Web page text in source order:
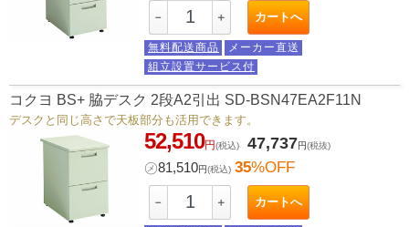
－ ＋ カートへ
無料配送商品
メーカー直送
組立設置サービス付
コクヨ BS+ 脇デスク 2段A2引出 SD-BSN47EA2F11N
デスクと同じ高さで天板部分も活用できます。
52,510円(税込) 47,737円(税抜)
㋱81,510円(税込) 35%OFF
－ ＋ カートへ